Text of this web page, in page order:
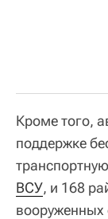
Кроме того,
поддержке
ВСУ, и 168